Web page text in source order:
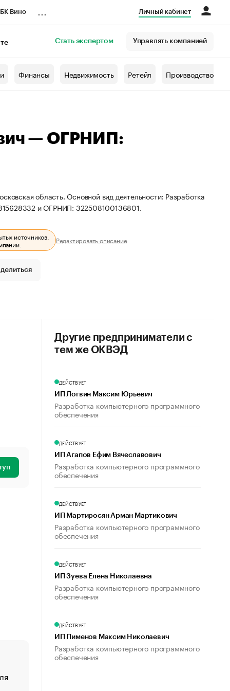
Вино Личный кабинет
Стать экспертом Управлять компанией
Финансы Недвижимость Ретейл Производство
— ОГРНИП:
область. Основной вид деятельности: Разработка
и ОГРНИП: 322508100136801.
источников.
Редактировать описание
Другие предприниматели с
тем же ОКВЭД
ДЕЙСТВУЕТ
ИП Логвин Максим Юрьевич
Разработка компьютерного программного
обеспечения
ДЕЙСТВУЕТ
ИП Агапов Ефим Вячеславович
Разработка компьютерного программного
обеспечения
ДЕЙСТВУЕТ
ИП Мартиросян Арман Мартикович
Разработка компьютерного программного
обеспечения
ДЕЙСТВУЕТ
ИП Зуева Елена Николаевна
Разработка компьютерного программного
обеспечения
ДЕЙСТВУЕТ
ИП Пименов Максим Николаевич
Разработка компьютерного программного
обеспечения